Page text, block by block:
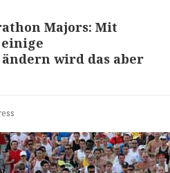
Majors: Mit
wird das aber